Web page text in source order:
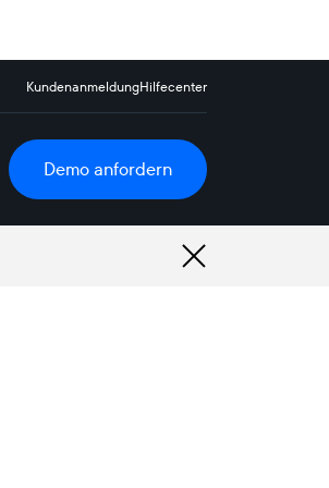
KundenanmeldungHilfecenter
Demo anfordern